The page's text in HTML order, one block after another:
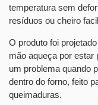
temperatura sem
resíduos ou cheiro
O produto foi
mão aqueça por estar
um problema quando
dentro do forno, feito
queimaduras.